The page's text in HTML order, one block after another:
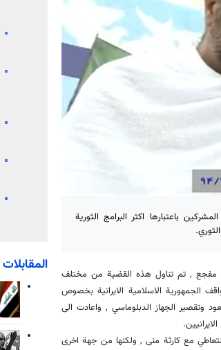
باعتبارها اكثر البرامج الثورية
, تم تناول هذه القضية من مختلف
الجمهورية الاسلامية الايرانية بخصوص
وتقصير الجهاز الدبلوماسي , واعادت الى
مع كارثة منى , ولكنها من جهة اخرى
المقابلات